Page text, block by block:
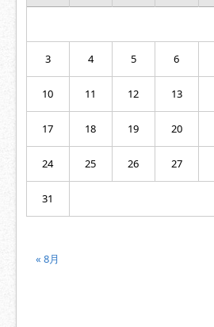
3 4 5 6
10 11 12 13
17 18 19 20
24 25 26 27
31
« 8月